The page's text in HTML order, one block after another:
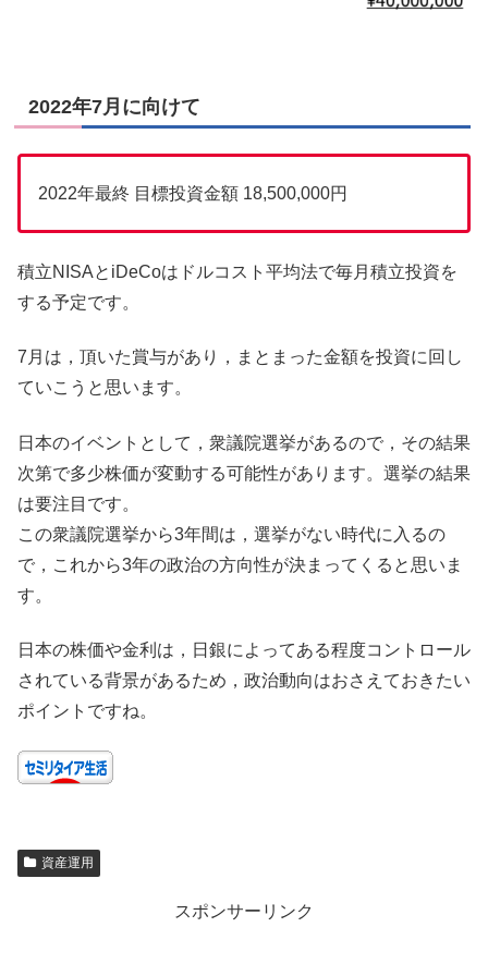
2022年7月に向けて
2022年最終 目標投資金額 18,500,000円
積立NISAとiDeCoはドルコスト平均法で毎月積立投資を
する予定です。
7月は，頂いた賞与があり，まとまった金額を投資に回し
ていこうと思います。
日本のイベントとして，衆議院選挙があるので，その結果
次第で多少株価が変動する可能性があります。選挙の結果
は要注目です。
この衆議院選挙から3年間は，選挙がない時代に入るの
で，これから3年の政治の方向性が決まってくると思いま
す。
日本の株価や金利は，日銀によってある程度コントロール
されている背景があるため，政治動向はおさえておきたい
ポイントですね。
資産運用
スポンサーリンク